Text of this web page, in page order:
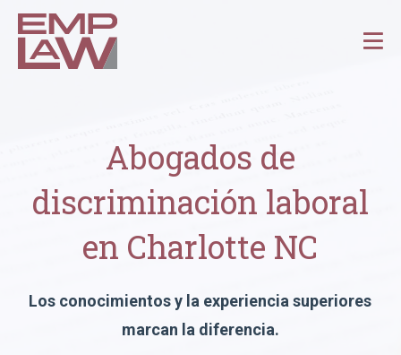
Abogados de
discriminación laboral
en Charlotte NC
Los conocimientos y la experiencia superiores
marcan la diferencia.